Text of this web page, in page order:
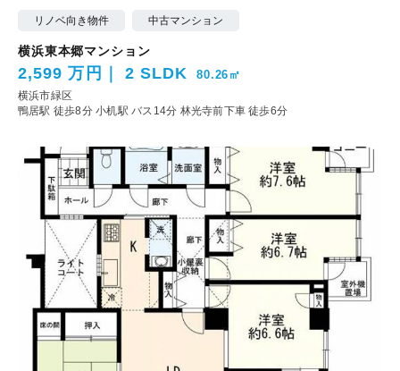
リノベ向き物件 中古マンション
横浜東本郷マンション
2,599 万円 2 SLDK 80.26㎡
横浜市緑区
鴨居駅 徒歩8分小机駅 バス14分 林光寺前下車 徒歩6分